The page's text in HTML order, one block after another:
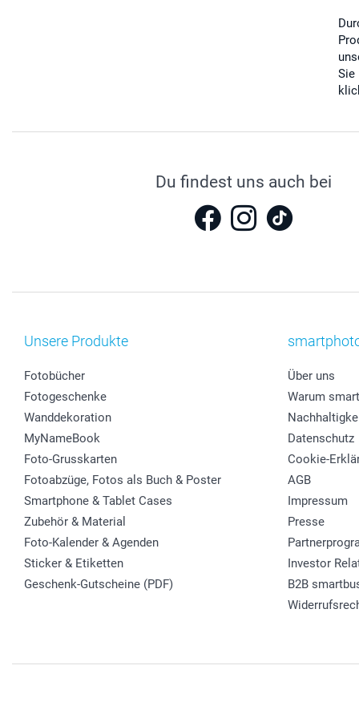
Sie
Du findest uns auch bei
Unsere Produkte
Fotobücher
Fotogeschenke
Wanddekoration
MyNameBook
Foto-Grusskarten
Fotoabzüge, Fotos als Buch & Poster
Smartphone & Tablet Cases
Zubehör & Material
Foto-Kalender & Agenden
Sticker & Etiketten
Geschenk-Gutscheine (PDF)
Über uns
Warum
Datenschutz
Cookie-
AGB
Impressum
Presse
Investor
B2B